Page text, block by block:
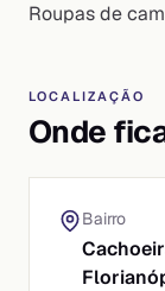
Roupas de
LOCALIZAÇÃO
Onde
Bairro